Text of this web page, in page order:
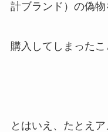
計ブランド）の偽物
購入してしまったこ
とはいえ、たとえ